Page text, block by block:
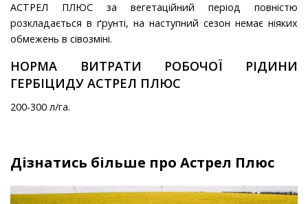
АСТРЕЛ ПЛЮС за вегетаційний період повністю
розкладається в ґрунті, на наступний сезон немає ніяких
обмежень в сівозміні.
НОРМА ВИТРАТИ РОБОЧОЇ РІДИНИ
ГЕРБІЦИДУ АСТРЕЛ ПЛЮС
200-300 л/га.
Дізнатись більше про Астрел Плюс